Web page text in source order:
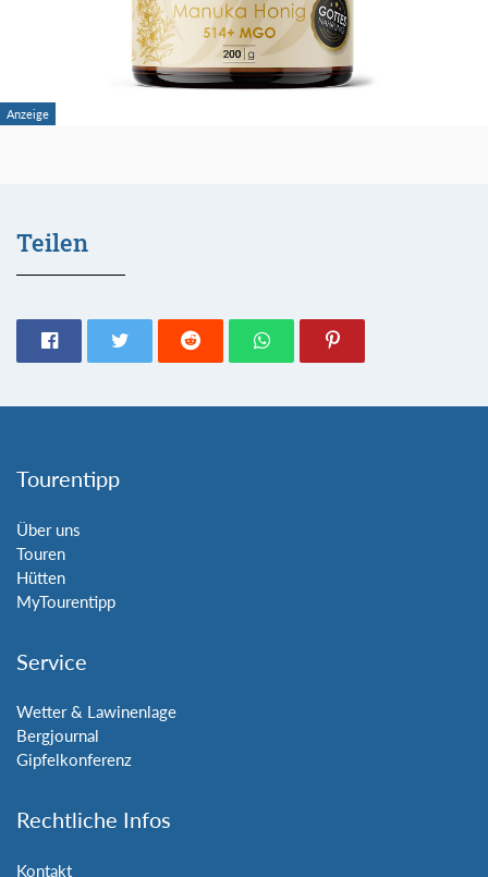
Teilen
Tourentipp
Über uns
Touren
Hütten
MyTourentipp
Service
Wetter & Lawinenlage
Bergjournal
Gipfelkonferenz
Rechtliche Infos
Kontakt